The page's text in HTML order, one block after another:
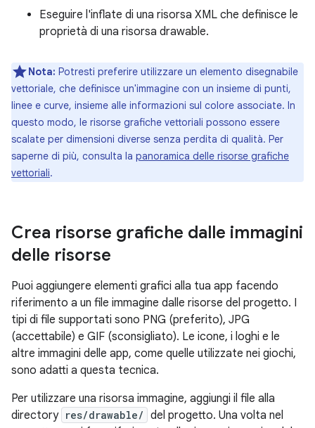
Eseguire l'inflate di una risorsa XML che definisce le
proprietà di una risorsa drawable.
Nota: Potresti preferire utilizzare un elemento disegnabile
vettoriale, che definisce un'immagine con un insieme di punti,
linee e curve, insieme alle informazioni sul colore associate. In
questo modo, le risorse grafiche vettoriali possono essere
scalate per dimensioni diverse senza perdita di qualità. Per
saperne di più, consulta la panoramica delle risorse grafiche
vettoriali.
Crea risorse grafiche dalle immagini
delle risorse
Puoi aggiungere elementi grafici alla tua app facendo
riferimento a un file immagine dalle risorse del progetto. I
tipi di file supportati sono PNG (preferito), JPG
(accettabile) e GIF (sconsigliato). Le icone, i loghi e le
altre immagini delle app, come quelle utilizzate nei giochi,
sono adatti a questa tecnica.
Per utilizzare una risorsa immagine, aggiungi il file alla
directory res/drawable/ del progetto. Una volta nel